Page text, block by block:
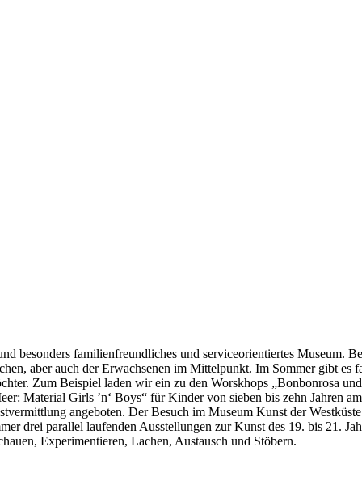
besonders familienfreundliches und serviceorientiertes Museum.
aber auch der Erwachsenen im Mittelpunkt. Im Sommer gibt es
Zum Beispiel laden wir ein zu den Worskhops „Bonbonrosa
Material Girls ’n‘ Boys“ für Kinder von sieben bis zehn Jahren
angeboten. Der Besuch im Museum Kunst der
drei parallel laufenden Ausstellungen zur Kunst des 19. bis 21.
Experimentieren, Lachen, Austausch und Stöbern.